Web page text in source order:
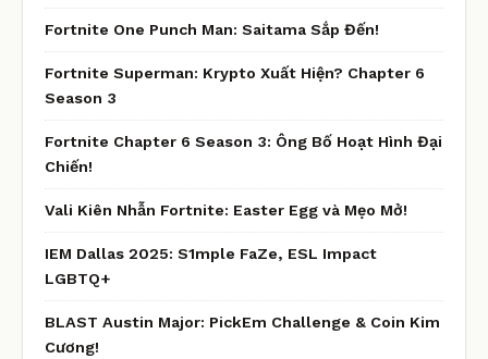
Fortnite One Punch Man: Saitama Sắp Đến!
Fortnite Superman: Krypto Xuất Hiện? Chapter 6
Season 3
Fortnite Chapter 6 Season 3: Ông Bố Hoạt Hình Đại
Chiến!
Vali Kiên Nhẫn Fortnite: Easter Egg và Mẹo Mở!
IEM Dallas 2025: S1mple FaZe, ESL Impact
LGBTQ+
BLAST Austin Major: PickEm Challenge & Coin Kim
Cương!